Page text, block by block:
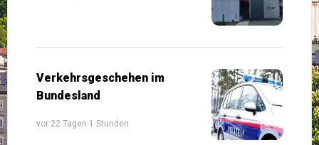
Verkehrsgeschehen im
Bundesland
vor 22 Tagen 1 Stunden